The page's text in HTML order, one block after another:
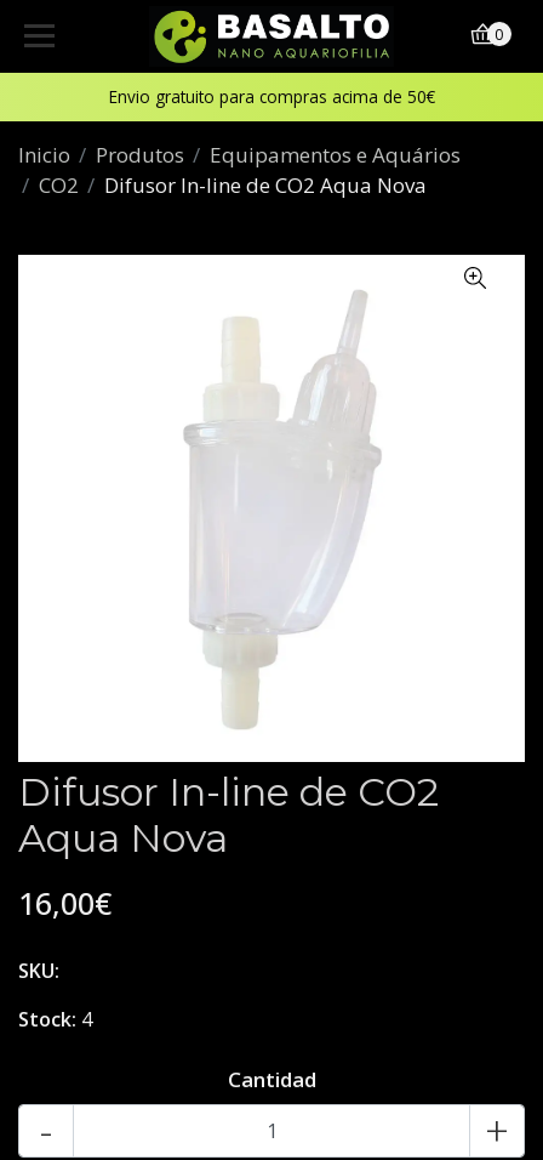
Envio gratuito para compras acima de 50€
0
Inicio Produtos
Equipamentos e Aquários
CO2
Difusor In-line de CO2 Aqua Nova
Difusor In-line de CO2
Aqua Nova
16,00€
SKU:
Stock: 4
Cantidad
- +